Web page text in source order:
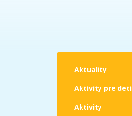
Aktuality
Aktivity pre deti
Aktivity